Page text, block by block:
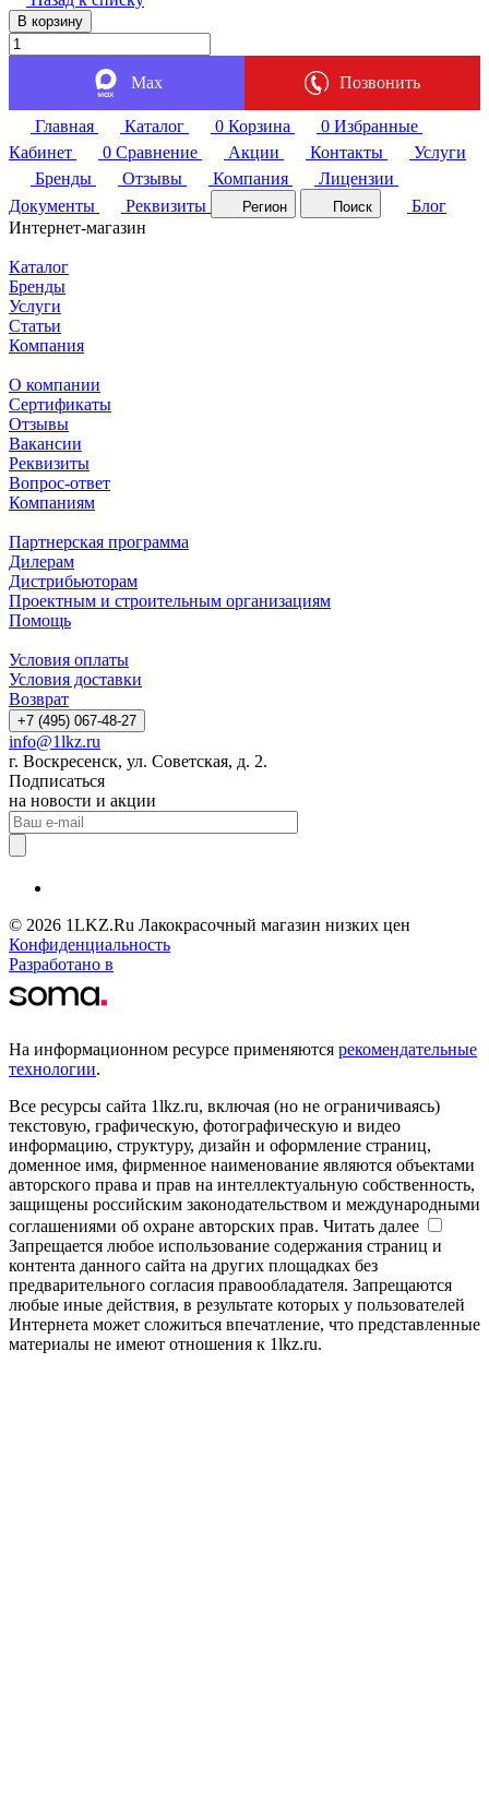
В корзину
Max Позвонить
Главная Каталог 0 Корзина 0 Избранные
Кабинет
0 Сравнение Акции Контакты
Услуги
Бренды
Отзывы Компания
Лицензии
Документы
Реквизиты Регион Поиск
Блог
Интернет-магазин
Каталог
Бренды
Услуги
Статьи
Компания
О компании
Сертификаты
Отзывы
Вакансии
Реквизиты
Вопрос-ответ
Компаниям
Партнерская программа
Дилерам
Дистрибьюторам
Проектным и строительным организациям
Помощь
Условия оплаты
Условия доставки
Возврат
+7 (495) 067-48-27
info@1lkz.ru
г. Воскресенск, ул. Советская, д. 2.
Подписаться
на новости и акции
© 2026 1LKZ.Ru Лакокрасочный магазин низких цен
Конфиденциальность
Разработано в
На информационном ресурсе применяются рекомендательные
технологии.
Все ресурсы сайта 1lkz.ru, включая (но не ограничиваясь)
текстовую, графическую, фотографическую и видео
информацию, структуру, дизайн и оформление страниц,
доменное имя, фирменное наименование являются объектами
авторского права и прав на интеллектуальную собственность,
защищены российским законодательством и международными
соглашениями об охране авторских прав. Читать далее
Запрещается любое использование содержания страниц и
контента данного сайта на других площадках без
предварительного согласия правообладателя. Запрещаются
любые иные действия, в результате которых у пользователей
Интернета может сложиться впечатление, что представленные
материалы не имеют отношения к 1lkz.ru.